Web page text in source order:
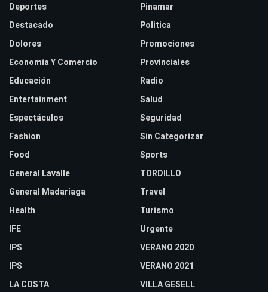
Deportes
Destacado
Dolores
Economía Y Comercio
Educación
Entertainment
Espectáculos
Fashion
Food
General Lavalle
General Madariaga
Health
IFE
IPS
IPS
LA COSTA
Pinamar
Politica
Promociones
Provinciales
Radio
Salud
Seguridad
Sin Categorizar
Sports
TORDILLO
Travel
Turismo
Urgente
VERANO 2020
VERANO 2021
VILLA GESELL